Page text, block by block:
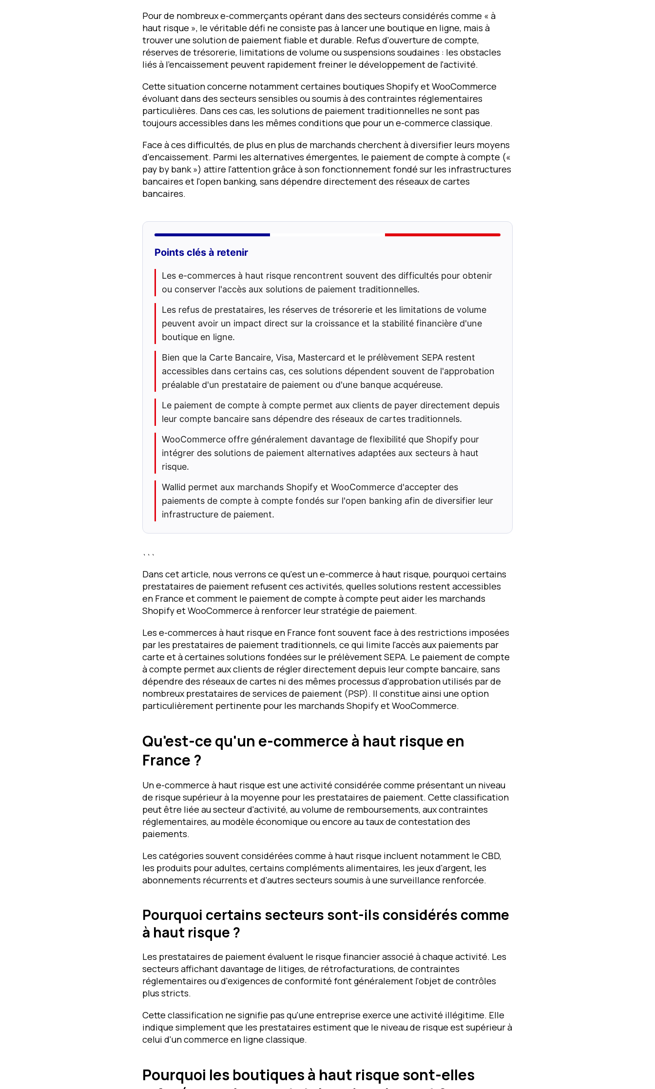
Pour de nombreux e-commerçants opérant dans des secteurs considérés comme « à
haut risque », le véritable défi ne consiste pas à lancer une boutique en ligne, mais à
trouver une solution de paiement fiable et durable. Refus d'ouverture de compte,
réserves de trésorerie, limitations de volume ou suspensions soudaines : les obstacles
liés à l'encaissement peuvent rapidement freiner le développement de l'activité.
Cette situation concerne notamment certaines boutiques Shopify et WooCommerce
évoluant dans des secteurs sensibles ou soumis à des contraintes réglementaires
particulières. Dans ces cas, les solutions de paiement traditionnelles ne sont pas
toujours accessibles dans les mêmes conditions que pour un e-commerce classique.
Face à ces difficultés, de plus en plus de marchands cherchent à diversifier leurs moyens
d'encaissement. Parmi les alternatives émergentes, le paiement de compte à compte («
pay by bank ») attire l'attention grâce à son fonctionnement fondé sur les infrastructures
bancaires et l'open banking, sans dépendre directement des réseaux de cartes
bancaires.
Points clés à retenir
Les e-commerces à haut risque rencontrent souvent des difficultés pour obtenir
ou conserver l'accès aux solutions de paiement traditionnelles.
Les refus de prestataires, les réserves de trésorerie et les limitations de volume
peuvent avoir un impact direct sur la croissance et la stabilité financière d'une
boutique en ligne.
Bien que la Carte Bancaire, Visa, Mastercard et le prélèvement SEPA restent
accessibles dans certains cas, ces solutions dépendent souvent de l'approbation
préalable d'un prestataire de paiement ou d'une banque acquéreuse.
Le paiement de compte à compte permet aux clients de payer directement depuis
leur compte bancaire sans dépendre des réseaux de cartes traditionnels.
WooCommerce offre généralement davantage de flexibilité que Shopify pour
intégrer des solutions de paiement alternatives adaptées aux secteurs à haut
risque.
Wallid permet aux marchands Shopify et WooCommerce d'accepter des
paiements de compte à compte fondés sur l'open banking afin de diversifier leur
infrastructure de paiement.
```
Dans cet article, nous verrons ce qu'est un e-commerce à haut risque, pourquoi certains
prestataires de paiement refusent ces activités, quelles solutions restent accessibles
en France et comment le paiement de compte à compte peut aider les marchands
Shopify et WooCommerce à renforcer leur stratégie de paiement.
Les e-commerces à haut risque en France font souvent face à des restrictions imposées
par les prestataires de paiement traditionnels, ce qui limite l'accès aux paiements par
carte et à certaines solutions fondées sur le prélèvement SEPA. Le paiement de compte
à compte permet aux clients de régler directement depuis leur compte bancaire, sans
dépendre des réseaux de cartes ni des mêmes processus d'approbation utilisés par de
nombreux prestataires de services de paiement (PSP). Il constitue ainsi une option
particulièrement pertinente pour les marchands Shopify et WooCommerce.
Qu'est-ce qu'un e-commerce à haut risque en
France ?
Un e-commerce à haut risque est une activité considérée comme présentant un niveau
de risque supérieur à la moyenne pour les prestataires de paiement. Cette classification
peut être liée au secteur d'activité, au volume de remboursements, aux contraintes
réglementaires, au modèle économique ou encore au taux de contestation des
paiements.
Les catégories souvent considérées comme à haut risque incluent notamment le CBD,
les produits pour adultes, certains compléments alimentaires, les jeux d'argent, les
abonnements récurrents et d'autres secteurs soumis à une surveillance renforcée.
Pourquoi certains secteurs sont-ils considérés comme
à haut risque ?
Les prestataires de paiement évaluent le risque financier associé à chaque activité. Les
secteurs affichant davantage de litiges, de rétrofacturations, de contraintes
réglementaires ou d'exigences de conformité font généralement l'objet de contrôles
plus stricts.
Cette classification ne signifie pas qu'une entreprise exerce une activité illégitime. Elle
indique simplement que les prestataires estiment que le niveau de risque est supérieur à
celui d'un commerce en ligne classique.
Pourquoi les boutiques à haut risque sont-elles